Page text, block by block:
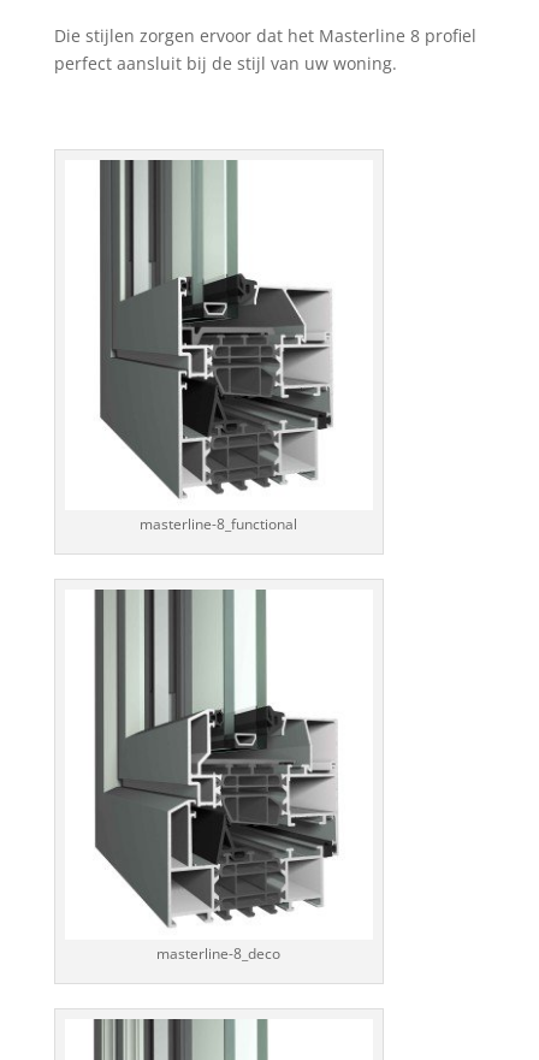
Die stijlen zorgen ervoor dat het Masterline 8 profiel
perfect aansluit bij de stijl van uw woning.
masterline-8_functional
masterline-8_deco